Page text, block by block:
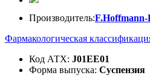
Производитель:
Фармакологическая
Код АТХ: J01EE01
Форма выпуска: Суспензия